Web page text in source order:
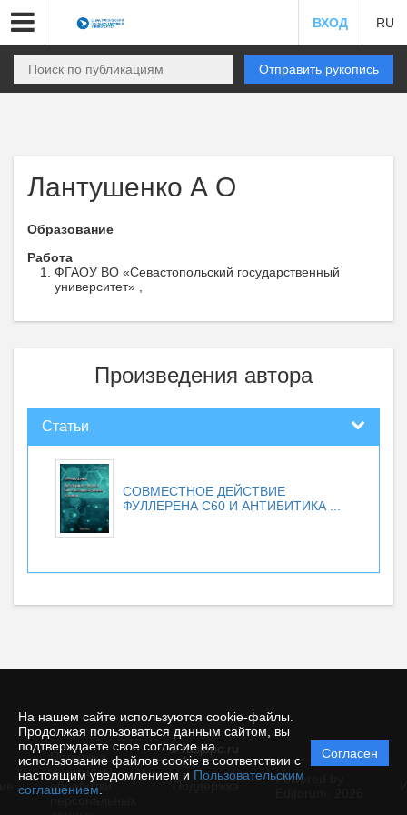
На нашем сайте используются cookie-файлы.
Продолжая пользоваться данным сайтом, вы
подтверждаете свое согласие на
использование файлов cookie в соответствии с
настоящим уведомлением и Пользовательским
соглашением
Согласен
ВХОД RU
Отправить рукопись
Лантушенко А О
Образование
Работа
ФГАОУ ВО «Севастопольский государственный
университет» ,
Произведения автора
Статьи
СОВМЕСТНОЕ ДЕЙСТВИЕ
ФУЛЛЕРЕНА С60 И АНТИБИТИКА ...
© rusjbpc.ru
Политика
защиты и
обработки
Powered by